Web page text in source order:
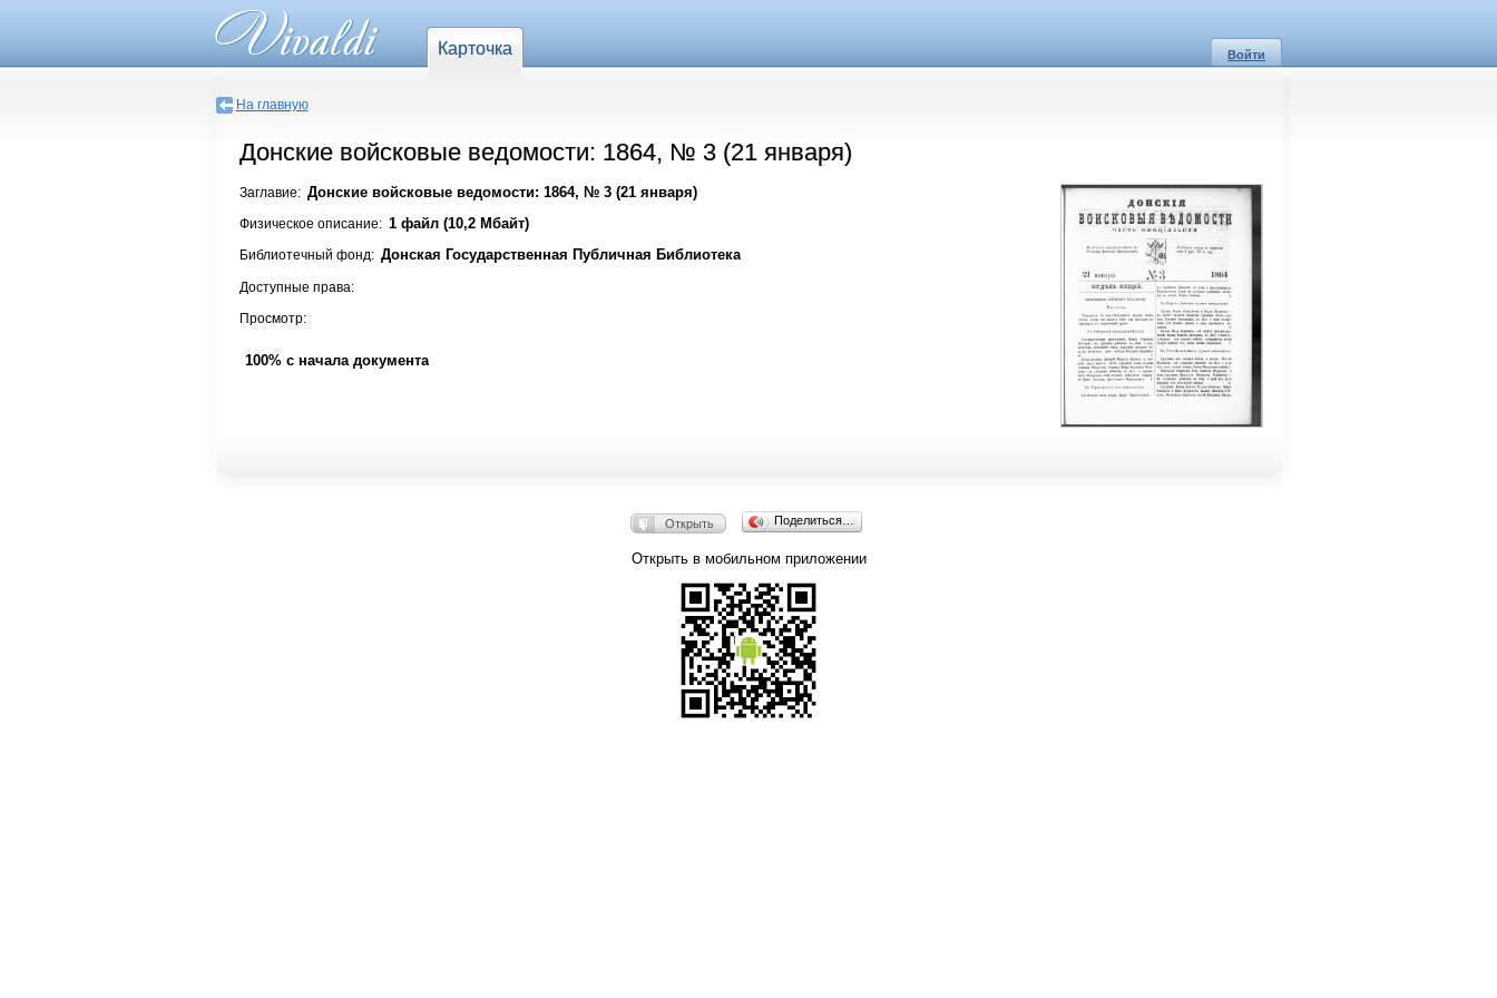
Карточка Войти
На главную
Донские войсковые ведомости: 1864, № 3 (21 января)
Заглавие: Донские войсковые ведомости: 1864, № 3 (21 января)
Физическое описание: 1 файл (10,2 Мбайт)
Библиотечный фонд: Донская Государственная Публичная Библиотека
Доступные права:
Просмотр:
100% с начала документа
Открыть Поделиться…
Открыть в мобильном приложении